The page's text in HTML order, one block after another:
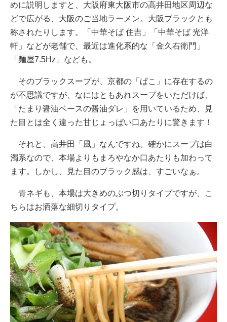
めに説明しますと、大阪府東大阪市の高井田地区周辺な
どで広がる、大阪のご当地ラーメン。大阪ブラックとも
称されたりします。「中華そば 住吉」「中華そば 光洋
軒」などが老舗で、最近は進化系的な「金久右衛門」
「麺屋7.5Hz」なども。
そのブラックスープが、京都の「ぱこ」に存在するの
が不思議ですが、なにはともあれスープをいただけば、
「たまり醤油ベースの醤油ダレ」を用いているため、見
た目とは全く違った甘じょっぱい口あたりに驚きます！
それと、高井田「風」なんですね。確かにスープは白
濁系なので、本場よりもまろやなか口あたりも加わって
ます。しかし、見た目のブラック感は、すごいなぁ。
青ネギも、本場は大きめのぶつ切りタイプですが、こ
ちらはお洒落な細切りタイプ。